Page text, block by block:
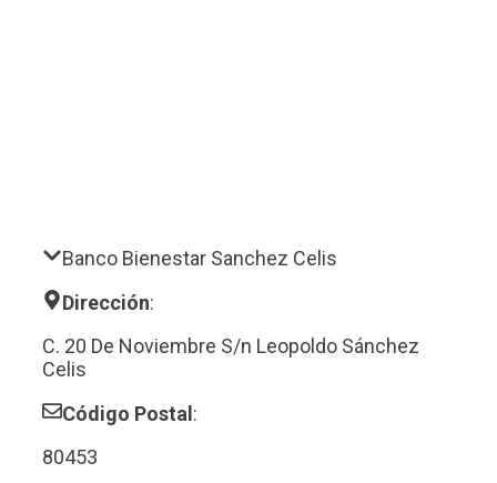
Banco Bienestar Sanchez Celis
Dirección:
C. 20 De Noviembre S/n Leopoldo Sánchez
Celis
Código Postal :
80453